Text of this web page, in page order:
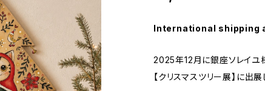
International shipping
2025年12月に銀座ソレイユ
【クリスマスツリー展】に出